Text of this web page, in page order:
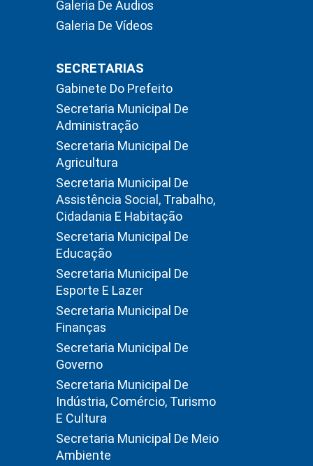
Galeria De Áudios
Galeria De Vídeos
SECRETARIAS
Gabinete Do Prefeito
Secretaria Municipal De
Administração
Secretaria Municipal De
Agricultura
Secretaria Municipal De
Assistência Social, Trabalho,
Cidadania E Habitação
Secretaria Municipal De
Educação
Secretaria Municipal De
Esporte E Lazer
Secretaria Municipal De
Finanças
Secretaria Municipal De
Governo
Secretaria Municipal De
Indústria, Comércio, Turismo
E Cultura
Secretaria Municipal De Meio
Ambiente